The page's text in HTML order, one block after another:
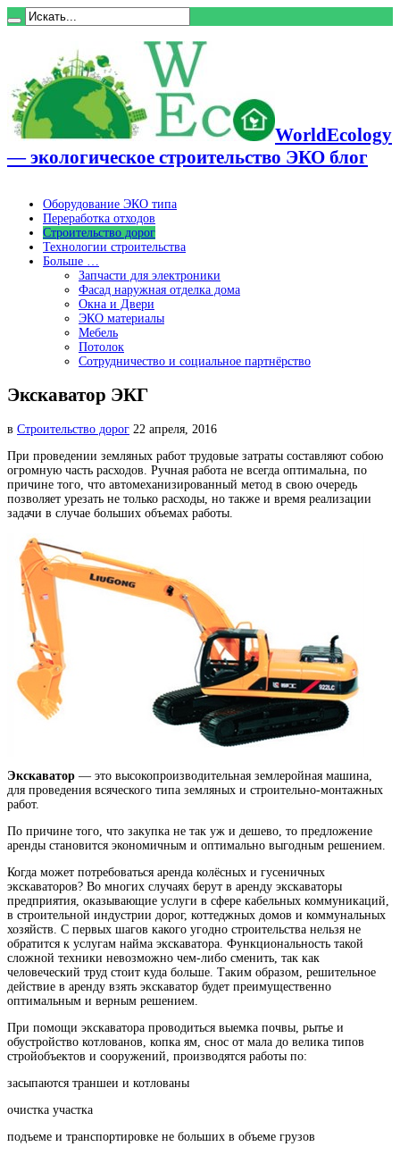
WorldEcology
— экологическое строительство ЭКО блог
Оборудование ЭКО типа
Переработка отходов
Строительство дорог
Технологии строительства
Больше …
Запчасти для электроники
Фасад наружная отделка дома
Окна и Двери
ЭКО материалы
Мебель
Потолок
Сотрудничество и социальное партнёрство
Экскаватор ЭКГ
в Строительство дорог 22 апреля, 2016
При проведении земляных работ трудовые затраты составляют собою
огромную часть расходов. Ручная работа не всегда оптимальна, по
причине того, что автомеханизированный метод в свою очередь
позволяет урезать не только расходы, но также и время реализации
задачи в случае больших объемах работы.
Экскаватор — это высокопроизводительная землеройная машина,
для проведения всяческого типа земляных и строительно-монтажных
работ.
По причине того, что закупка не так уж и дешево, то предложение
аренды становится экономичным и оптимально выгодным решением.
Когда может потребоваться аренда колёсных и гусеничных
экскаваторов? Во многих случаях берут в аренду экскаваторы
предприятия, оказывающие услуги в сфере кабельных коммуникаций,
в строительной индустрии дорог, коттеджных домов и коммунальных
хозяйств. С первых шагов какого угодно строительства нельзя не
обратится к услугам найма экскаватора. Функциональность такой
сложной техники невозможно чем-либо сменить, так как
человеческий труд стоит куда больше. Таким образом, решительное
действие в аренду взять экскаватор будет преимущественно
оптимальным и верным решением.
При помощи экскаватора проводиться выемка почвы, рытье и
обустройство котлованов, копка ям, снос от мала до велика типов
стройобъектов и сооружений, производятся работы по:
засыпаются траншеи и котлованы
очистка участка
подъеме и транспортировке не больших в объеме грузов